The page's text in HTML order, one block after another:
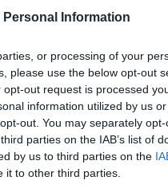
Personal Information
or processing of your
please use the below opt-out
out request is processed
information utilized by us
out. You may separately
parties on the IAB’s list of
by us to third parties on the
it to other third parties.
- ToscanaMedia.